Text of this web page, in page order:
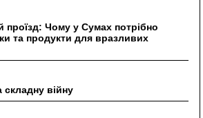
проїзд: Чому у Сумах потрібно
та продукти для вразливих
складну війну